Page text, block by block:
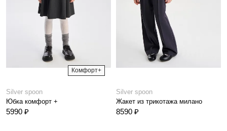
Комфорт+
Silver spoon
Юбка комфорт +
5990 ₽
Silver spoon
Жакет из трикотажа милано
8590 ₽